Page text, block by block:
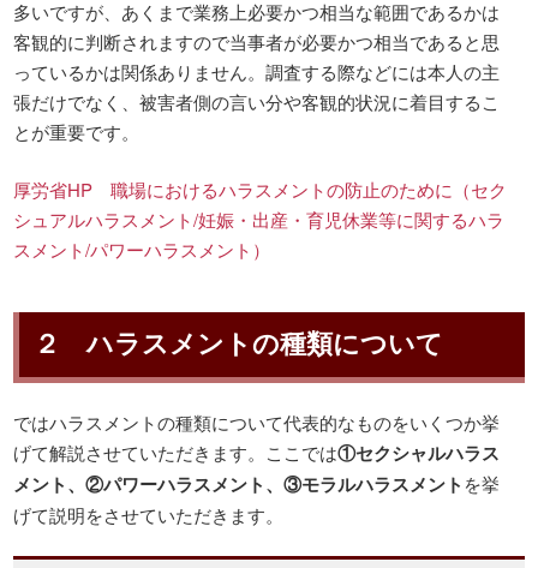
多いですが、あくまで業務上必要かつ相当な範囲であるかは
客観的に判断されますので当事者が必要かつ相当であると思
っているかは関係ありません。調査する際などには本人の主
張だけでなく、被害者側の言い分や客観的状況に着目するこ
とが重要です。
厚労省HP 職場におけるハラスメントの防止のために（セク
シュアルハラスメント/妊娠・出産・育児休業等に関するハラ
スメント/パワーハラスメント）
２ ハラスメントの種類について
ではハラスメントの種類について代表的なものをいくつか挙
げて解説させていただきます。ここでは①セクシャルハラス
メント、②パワーハラスメント、③モラルハラスメント を挙
げて説明をさせていただきます。